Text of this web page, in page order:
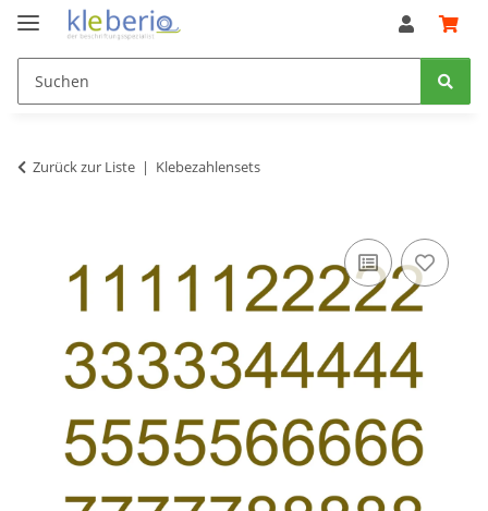
Zurück zur Liste Klebezahlensets